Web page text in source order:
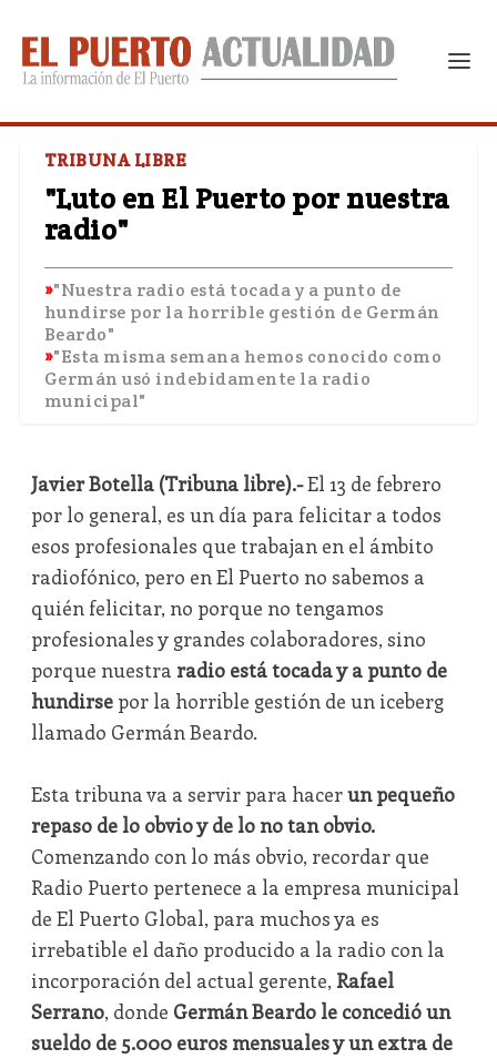
TRIBUNA LIBRE
"Luto en El Puerto por nuestra
radio"
"Nuestra radio está tocada y a punto de
hundirse por la horrible gestión de Germán
Beardo"
"Esta misma semana hemos conocido como
Germán usó indebidamente la radio
municipal"
Javier Botella (Tribuna libre).-El 13 de febrero
por lo general, es un día para felicitar a todos
esos profesionales que trabajan en el ámbito
radiofónico, pero en El Puerto no sabemos a
quién felicitar, no porque no tengamos
profesionales y grandes colaboradores, sino
porque nuestra radio está tocada y a punto de
hundirsepor la horrible gestión de un iceberg
llamado Germán Beardo.
Esta tribuna va a servir para hacerun pequeño
repaso de lo obvio y de lo no tan obvio.
Comenzando con lo más obvio, recordar que
Radio Puerto pertenece a la empresa municipal
de El Puerto Global, para muchos ya es
irrebatible el daño producido a la radio con la
incorporación del actual gerente, Rafael
Serrano, donde Germán Beardo le concedió un
sueldo de 5.000 euros mensuales y un extra de